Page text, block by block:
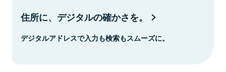
住所に、デジタルの確かさを。
デジタルアドレスで入力も検索もスムーズに。